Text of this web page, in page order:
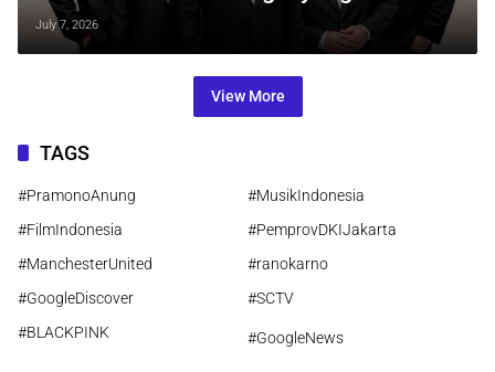
Terlupakan
July 7, 2026
View More
TAGS
#PramonoAnung
#MusikIndonesia
#FilmIndonesia
#PemprovDKIJakarta
#ManchesterUnited
#ranokarno
#GoogleDiscover
#SCTV
#BLACKPINK
#GoogleNews